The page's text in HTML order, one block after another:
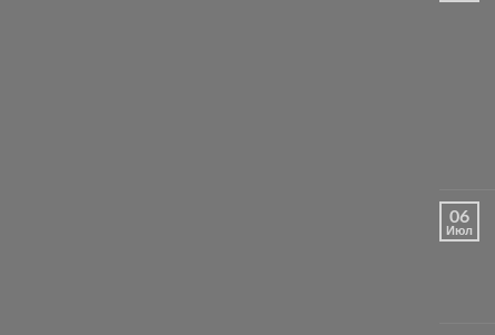
06
Июл